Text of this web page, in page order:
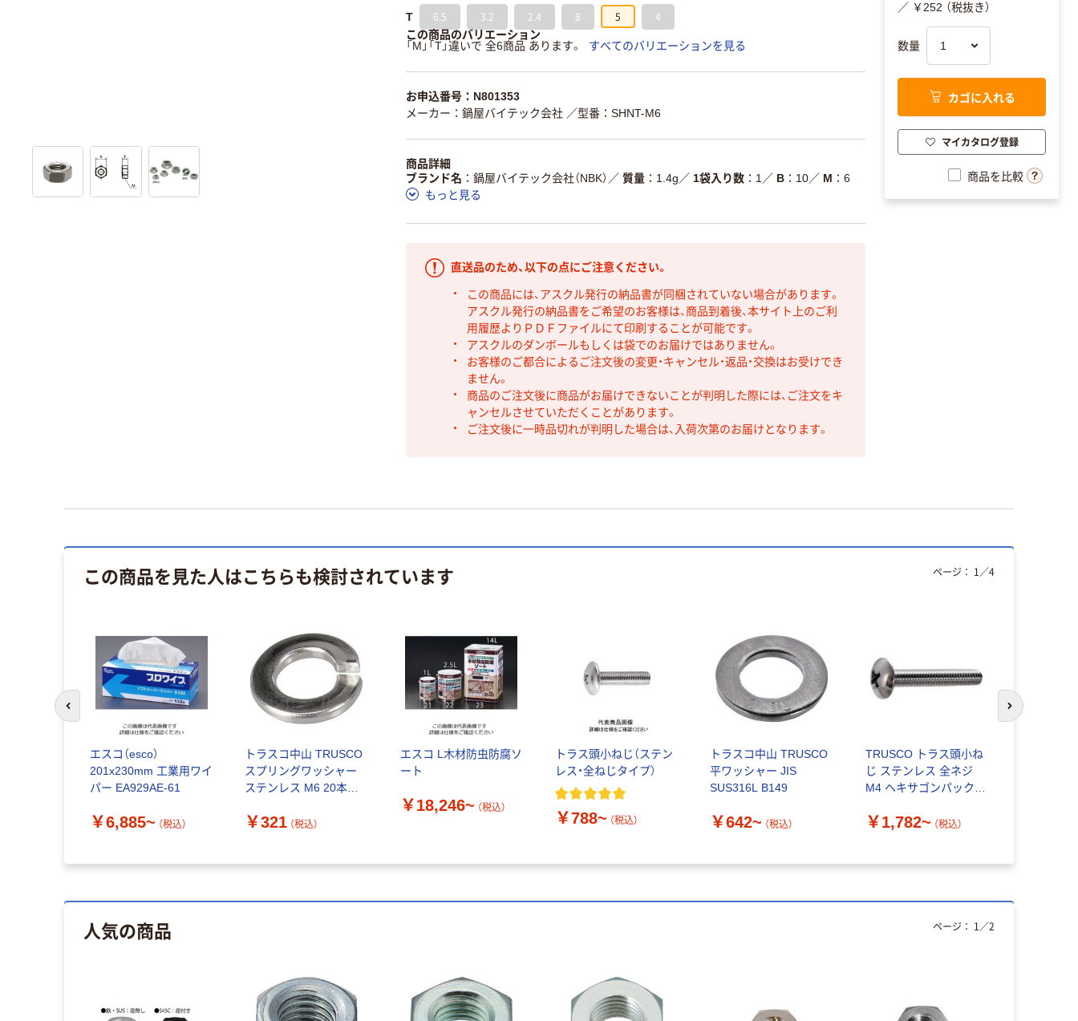
T 6.5 3.2 2.4 8 5 4
この商品のバリエーション
「M」「T」違いで 全6商品 あります。
すべてのバリエーションを見る
お申込番号：N801353
メーカー：鍋屋バイテック会社 ／型番：SHNT-M6
商品詳細
ブランド名
鍋屋バイテック会社（NBK） ／ 質量 1.4g ／ 1袋入り数 1 ／ B 10／ M
6
もっと見る
直送品のため、以下の点にご注意ください。
この商品には、アスクル発行の納品書が同梱されていない場合があります。
アスクル発行の納品書をご希望のお客様は、商品到着後、本サイト上のご利
用履歴よりＰＤＦファイルにて印刷することが可能です。
アスクルのダンボールもしくは袋でのお届けではありません。
お客様のご都合によるご注文後の変更・キャンセル・返品・交換はお受けでき
ません。
商品のご注文後に商品がお届けできないことが判明した際には、ご注文をキ
ャンセルさせていただくことがあります。
ご注文後に一時品切れが判明した場合は、入荷次第のお届けとなります。
／ ￥252 （税抜き）
数量
カゴに入れる
マイカタログ登録
商品を比較
この商品を見た人はこちらも検討されています
エスコ（esco）
201x230mm 工業用ワイ
パー EA929AE-61
￥6,885~ （税込）
トラスコ中山 TRUSCO
スプリングワッシャー
ステンレス M6 20本入
1袋(20個)（直送品）
￥321 （税込）
エスコ L木材防虫防腐ソ
ート
￥18,246~ （税込）
トラス頭小ねじ（ステン
レス・全ねじタイプ）
￥788~ （税込）
トラスコ中山 TRUSCO
平ワッシャー JIS
SUS316L B149
￥642~ （税込）
TRUSCO トラス頭小ね
じ ステンレス 全ネジ
M4 ヘキサゴンパック
￥1,782~ （税込）
ページ： 1 ／4
前のスライドへ 次のスライド
人気の商品 ページ： 1 ／2